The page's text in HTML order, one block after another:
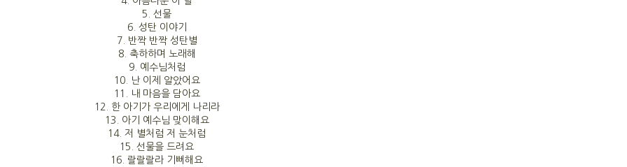
5. 선물
6. 성탄 이야기
7. 반짝 반짝 성탄별
8. 축하하며 노래해
9. 예수님처럼
10. 난 이제 알았어요
11. 내 마음을 담아요
12. 한 아기가 우리에게 나리라
13. 아기 예수님 맞이해요
14. 저 별처럼 저 눈처럼
15. 선물을 드려요
16. 랄랄랄라 기뻐해요